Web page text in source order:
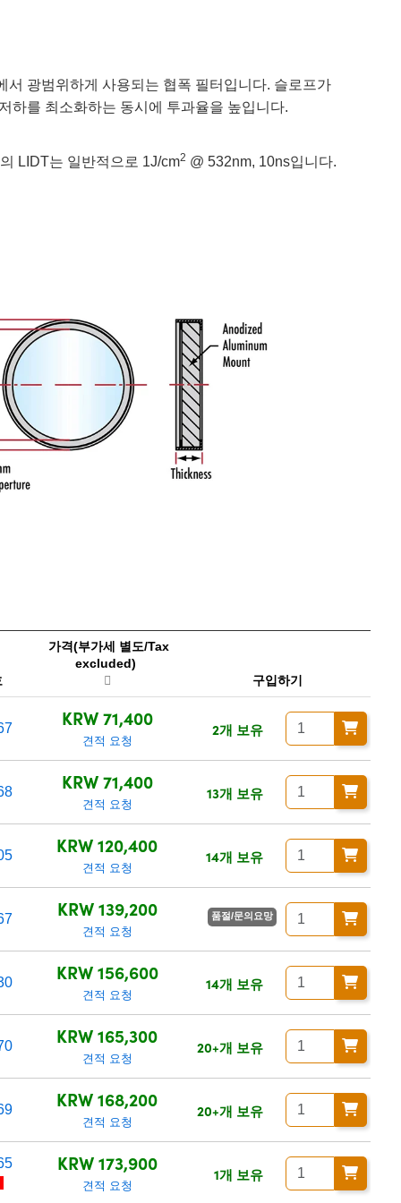
광범위하게 사용되는 협폭 필터입니다. 슬로프가
하를 최소화하는 동시에 투과율을 높입니다.
LIDT는 일반적으로 1J/cm2 @ 532nm, 10ns입니다.
가격(부가세 별도/Tax
excluded)
구입하기
KRW 71,400
견적 요청
2개 보유
KRW 71,400
견적 요청
13개 보유
KRW 120,400
견적 요청
14개 보유
KRW 139,200
견적 요청
품절/문의요망
KRW 156,600
견적 요청
14개 보유
KRW 165,300
견적 요청
20+개 보유
KRW 168,200
견적 요청
20+개 보유
KRW 173,900
견적 요청
1개 보유